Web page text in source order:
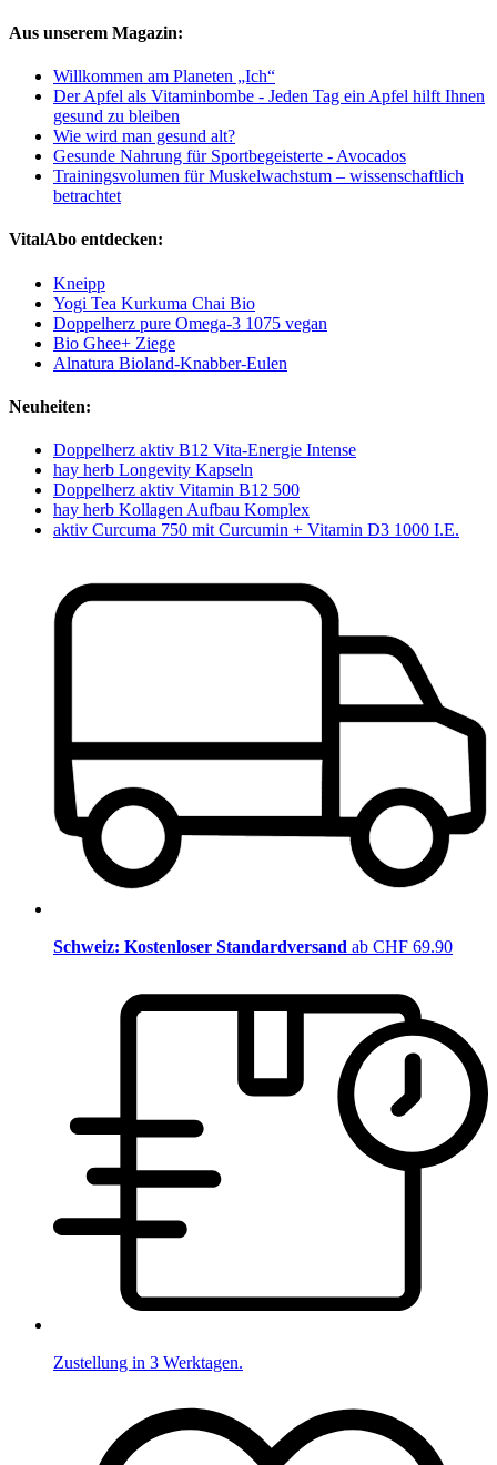
Aus unserem Magazin:
Willkommen am Planeten „Ich“
Der Apfel als Vitaminbombe - Jeden Tag ein Apfel hilft Ihnen
gesund zu bleiben
Wie wird man gesund alt?
Gesunde Nahrung für Sportbegeisterte - Avocados
Trainingsvolumen für Muskelwachstum – wissenschaftlich
betrachtet
VitalAbo entdecken:
Kneipp
Yogi Tea Kurkuma Chai Bio
Doppelherz pure Omega-3 1075 vegan
Bio Ghee+ Ziege
Alnatura Bioland-Knabber-Eulen
Neuheiten:
Doppelherz aktiv B12 Vita-Energie Intense
hay herb Longevity Kapseln
Doppelherz aktiv Vitamin B12 500
hay herb Kollagen Aufbau Komplex
aktiv Curcuma 750 mit Curcumin + Vitamin D3 1000 I.E.
Schweiz: Kostenloser Standardversand ab CHF 69.90
Zustellung in 3 Werktagen.